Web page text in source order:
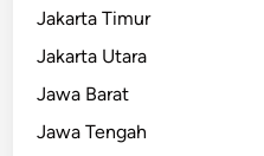
Jakarta Timur
Jakarta Utara
Jawa Barat
Jawa Tengah